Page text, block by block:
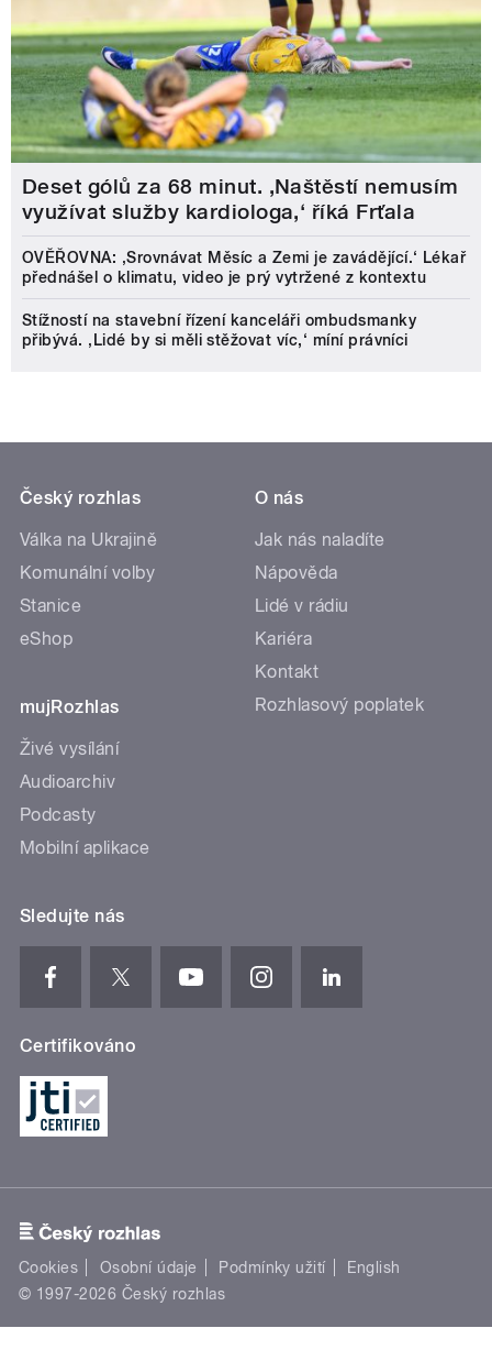
Deset gólů za 68 minut. ,Naštěstí nemusím
využívat služby kardiologa,‘ říká Frťala
OVĚŘOVNA: ‚Srovnávat Měsíc a Zemi je zavádějící.‘ Lékař
přednášel o klimatu, video je prý vytržené z kontextu
Stížností na stavební řízení kanceláři ombudsmanky
přibývá. ‚Lidé by si měli stěžovat víc,‘ míní právníci
Český rozhlas
Válka na Ukrajině
Komunální volby
Stanice
eShop
mujRozhlas
Živé vysílání
Audioarchiv
Podcasty
Mobilní aplikace
O nás
Jak nás naladíte
Nápověda
Lidé v rádiu
Kariéra
Kontakt
Rozhlasový poplatek
Sledujte nás
Certifikováno
Cookies Osobní údaje Podmínky užití
English
© 1997-2026 Český rozhlas